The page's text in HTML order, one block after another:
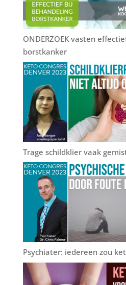
ONDERZOEK vasten
borstkanker
Trage schildklier vaak
Psychiater: iedereen zou